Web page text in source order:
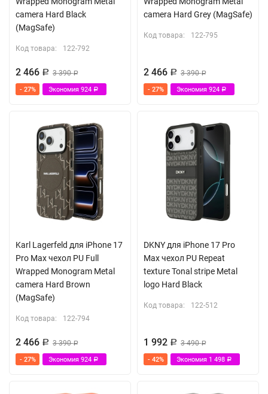
camera Hard Black
(MagSafe)
Код товара: 122-792
2 466 Р 3 390Р
- 27% Экономия 924 Р
camera Hard Grey (MagSafe)
Код товара: 122-795
2 466 Р 3 390Р
- 27% Экономия 924 Р
Karl Lagerfeld для iPhone 17
Pro Max чехол PU Full
Wrapped Monogram Metal
camera Hard Brown
(MagSafe)
Код товара: 122-794
2 466 Р 3 390Р
- 27% Экономия 924 Р
DKNY для iPhone 17 Pro
Max чехол PU Repeat
texture Tonal stripe Metal
logo Hard Black
Код товара: 122-512
1 992 Р 3 490Р
- 42% Экономия 1 498 Р